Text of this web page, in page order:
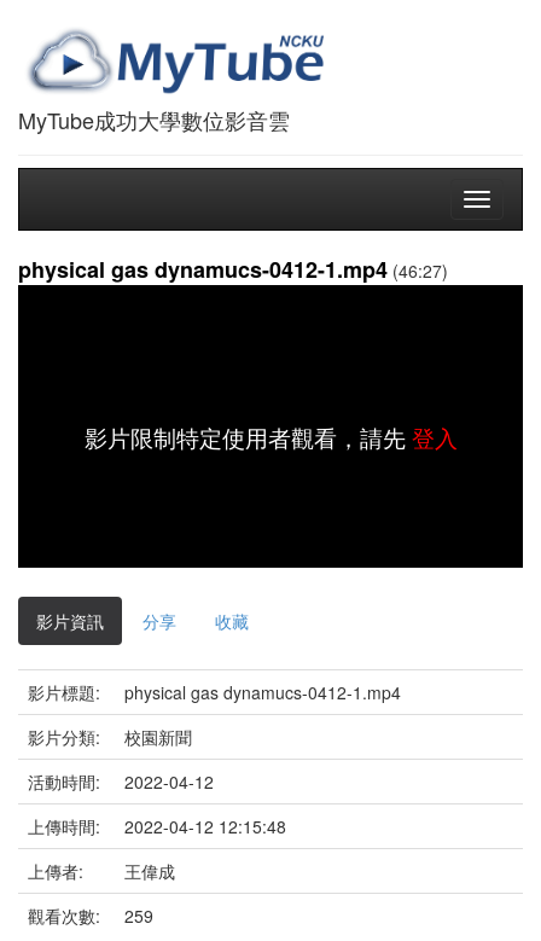
MyTube成功大學數位影音雲
Toggle
physical gas dynamucs-0412-1.mp4 (46:27)
影片限制特定使用者觀看，請先登入
影片資訊 分享 收藏
影片標題:
physical gas dynamucs-0412-1.mp4
影片分類:
校園新聞
活動時間:
2022-04-12
上傳時間:
2022-04-12 12:15:48
上傳者:
王偉成
觀看次數:
259